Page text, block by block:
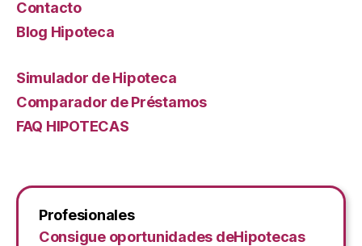
Contacto
Blog Hipoteca
Simulador de Hipoteca
Comparador de Préstamos
FAQ HIPOTECAS
Profesionales
Consigue oportunidades deHipotecas